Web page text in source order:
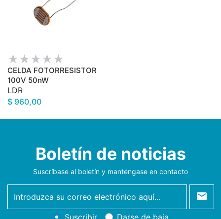
CELDA FOTORRESISTOR
100V 50nW
LDR
$ 960,00
Boletín de noticias
Suscríbase al boletín y manténgase en contacto
newsletter
Suscribir Darse de baja